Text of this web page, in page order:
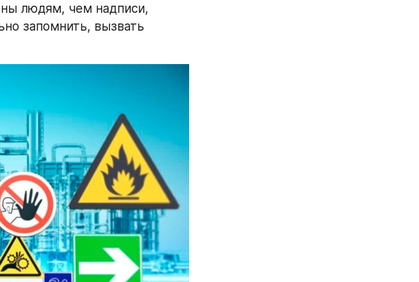
людям, чем надписи,
запомнить, вызвать